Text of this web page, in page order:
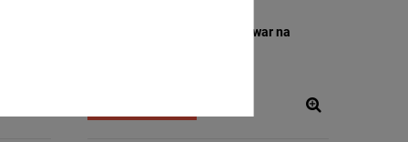
3-4 dni robocze (towar na